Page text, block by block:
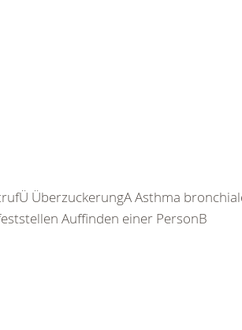
ÜberzuckerungA Asthma
Auffinden einer PersonB